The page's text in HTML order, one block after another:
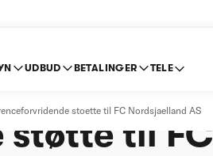
UDBUD BETALINGER TELE
stoette til FC Nordsjaelland AS
støtte til FC